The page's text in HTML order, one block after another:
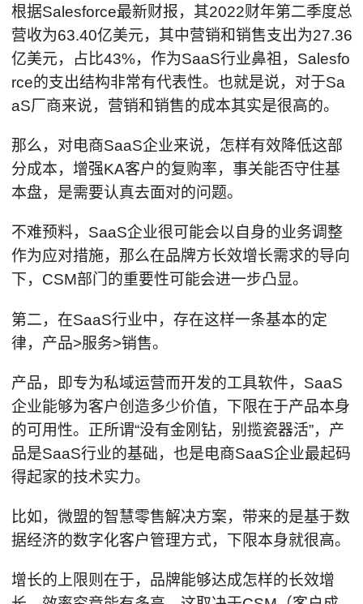
根据Salesforce最新财报，其2022财年第二季度总
营收为63.40亿美元，其中营销和销售支出为27.36
亿美元，占比43%，作为SaaS行业鼻祖，Salesfo
rce的支出结构非常有代表性。也就是说，对于Sa
aS厂商来说，营销和销售的成本其实是很高的。
那么，对电商SaaS企业来说，怎样有效降低这部
分成本，增强KA客户的复购率，事关能否守住基
本盘，是需要认真去面对的问题。
不难预料，SaaS企业很可能会以自身的业务调整
作为应对措施，那么在品牌方长效增长需求的导向
下，CSM部门的重要性可能会进一步凸显。
第二，在SaaS行业中，存在这样一条基本的定
律，产品>服务>销售。
产品，即专为私域运营而开发的工具软件，SaaS
企业能够为客户创造多少价值，下限在于产品本身
的可用性。正所谓“没有金刚钻，别揽瓷器活”，产
品是SaaS行业的基础，也是电商SaaS企业最起码
得起家的技术实力。
比如，微盟的智慧零售解决方案，带来的是基于数
据经济的数字化客户管理方式，下限本身就很高。
增长的上限则在于，品牌能够达成怎样的长效增